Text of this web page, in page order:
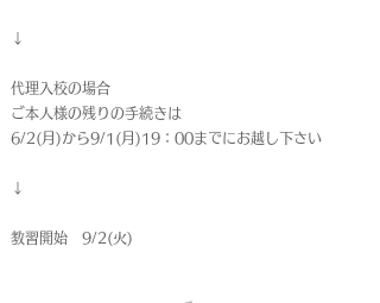
↓
代理入校の場合
ご本人様の残りの手続きは
6/2(月)から9/1(月)19：00までにお越し下さい
↓
教習開始 9/2(火)